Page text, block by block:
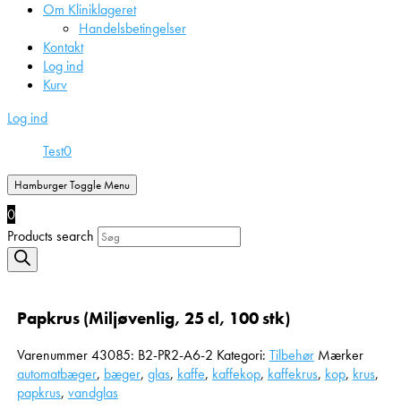
Om Kliniklageret
Handelsbetingelser
Kontakt
Log ind
Kurv
Log ind
Test0
Hamburger Toggle Menu
0
Products search
Papkrus (Miljøvenlig, 25 cl, 100 stk)
Varenummer43085: B2-PR2-A6-2 Kategori: Tilbehør Mærker
automatbæger, bæger, glas, kaffe, kaffekop, kaffekrus, kop, krus,
papkrus, vandglas